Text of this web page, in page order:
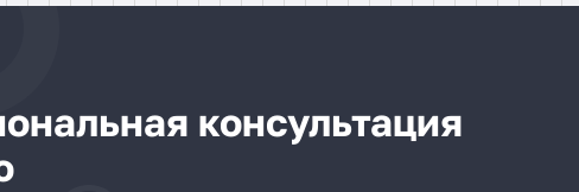
консультация